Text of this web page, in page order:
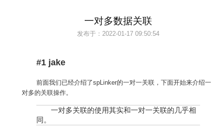
一对多数据关联
发布于： 2022-01-17 09:50:54
#1 jake
前面我们已经介绍了spLinker的一对一关联，下面开始来介绍一
对多的关联操作。
一对多关联的使用其实和一对一关联的几乎相
同。